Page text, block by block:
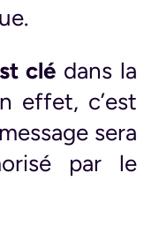
clé dans la
effet, c’est
sera
par le